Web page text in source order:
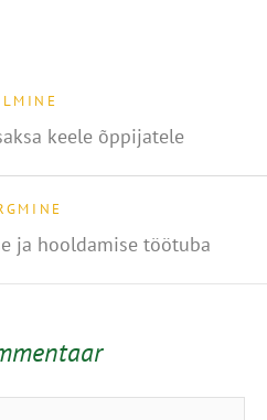
keele õppijatele
ja hooldamise töötuba